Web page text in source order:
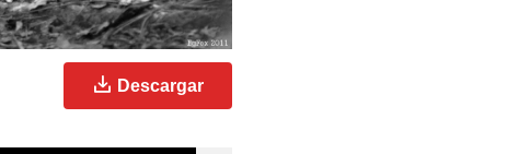
Descargar